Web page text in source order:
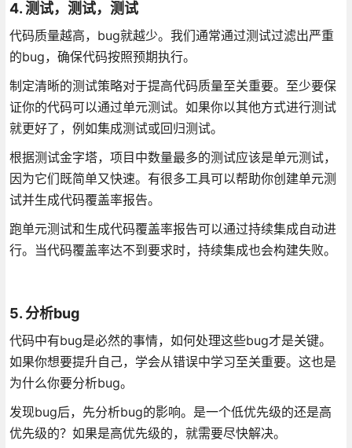
4. 测试，测试，测试
代码质量越高，bug就越少。我们通常通过测试过滤出严重
的bug，确保代码按照预期执行。
制定清晰的测试策略对于提高代码质量至关重要。至少要保
证你的代码可以通过单元测试。如果你以其他方式进行测试
就更好了，例如集成测试或回归测试。
根据测试金字塔，项目中数量最多的测试应该是单元测试，
因为它们既简单又快速。有很多工具可以帮助你创建单元测
试并生成代码覆盖率报告。
跑单元测试和生成代码覆盖率报告可以通过持续集成自动进
行。当代码覆盖率达不到要求时，持续集成也会构建失败。
5. 分析bug
代码中有bug是必然的事情，如何处理这些bug才是关键。
如果你想要提升自己，学会从错误中学习至关重要。这也是
为什么你要分析bug。
发现bug后，先分析bug的影响。是一个低优先级的还是高
优先级的？如果是高优先级的，就需要尽快解决。